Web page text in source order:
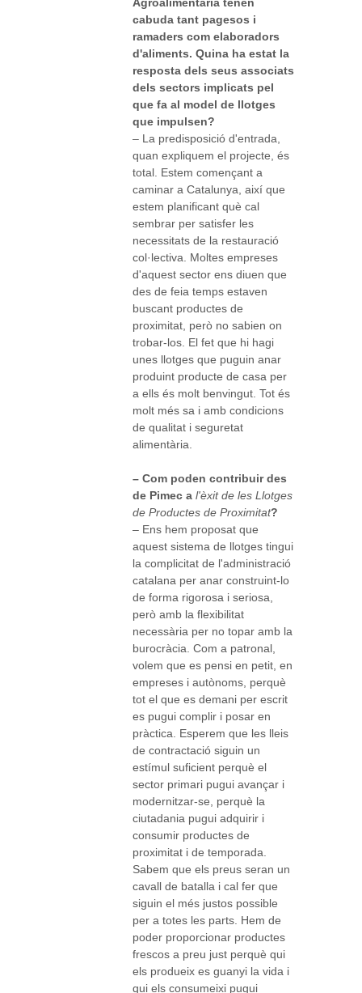
cabuda tant pagesos i
ramaders com elaboradors
d'aliments. Quina ha estat la
resposta dels seus associats
dels sectors implicats pel
que fa al model de llotges
que impulsen?
– La predisposició d'entrada,
quan expliquem el projecte, és
total. Estem començant a
caminar a Catalunya, així que
estem planificant què cal
sembrar per satisfer les
necessitats de la restauració
col·lectiva. Moltes empreses
d'aquest sector ens diuen que
des de feia temps estaven
buscant productes de
proximitat, però no sabien on
trobar-los. El fet que hi hagi
unes llotges que puguin anar
produint producte de casa per
a ells és molt benvingut. Tot és
molt més sa i amb condicions
de qualitat i seguretat
alimentària.
– Com poden contribuir des
de Pimec a l'èxit de les Llotges
de Productes de Proximitat?
– Ens hem proposat que
aquest sistema de llotges tingui
la complicitat de l'administració
catalana per anar construint-lo
de forma rigorosa i seriosa,
però amb la flexibilitat
necessària per no topar amb la
burocràcia. Com a patronal,
volem que es pensi en petit, en
empreses i autònoms, perquè
tot el que es demani per escrit
es pugui complir i posar en
pràctica. Esperem que les lleis
de contractació siguin un
estímul suficient perquè el
sector primari pugui avançar i
modernitzar-se, perquè la
ciutadania pugui adquirir i
consumir productes de
proximitat i de temporada.
Sabem que els preus seran un
cavall de batalla i cal fer que
siguin el més justos possible
per a totes les parts. Hem de
poder proporcionar productes
frescos a preu just perquè qui
els produeix es guanyi la vida i
qui els consumeixi pugui